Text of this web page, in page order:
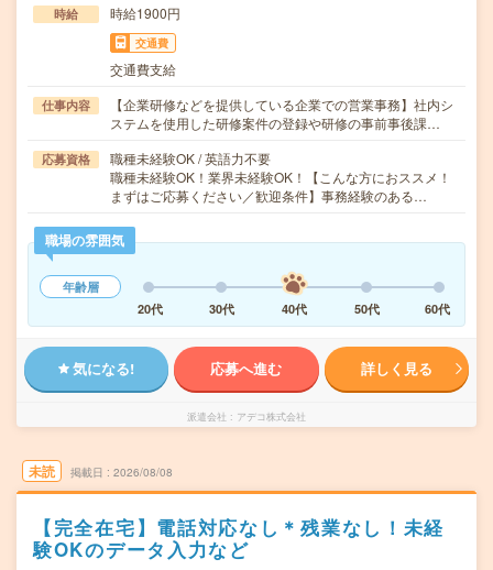
時給 時給1900円
交通費
交通費支給
仕事内容
【企業研修などを提供している企業での営業事務】社内シ
ステムを使用した研修案件の登録や研修の事前事後課…
応募資格
職種未経験OK / 英語力不要
職種未経験OK！業界未経験OK！【こんな方におススメ！
まずはご応募ください／歓迎条件】事務経験のある…
職場の雰囲気
年齢層
20代
30代 40代 50代 60代
気になる! 応募へ進む 詳しく見る
派遣会社 アデコ株式会社
未読 掲載日 2026/08/08
【完全在宅】電話対応なし＊残業なし！未経
験OKのデータ入力など